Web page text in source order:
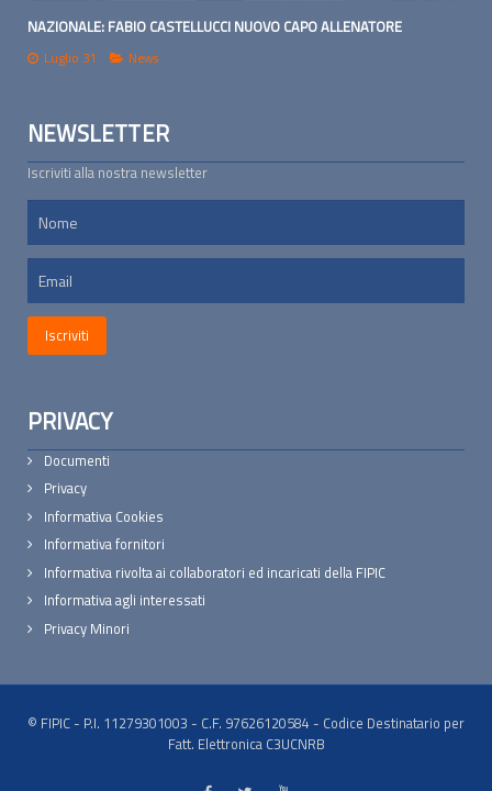
NAZIONALE: FABIO CASTELLUCCI NUOVO CAPO ALLENATORE
Luglio 31 News
NEWSLETTER
Iscriviti alla nostra newsletter
PRIVACY
Documenti
Privacy
Informativa Cookies
Informativa fornitori
Informativa rivolta ai collaboratori ed incaricati della FIPIC
Informativa agli interessati
Privacy Minori
© FIPIC - P.I. 11279301003 - C.F. 97626120584 - Codice Destinatario per
Fatt. Elettronica C3UCNRB